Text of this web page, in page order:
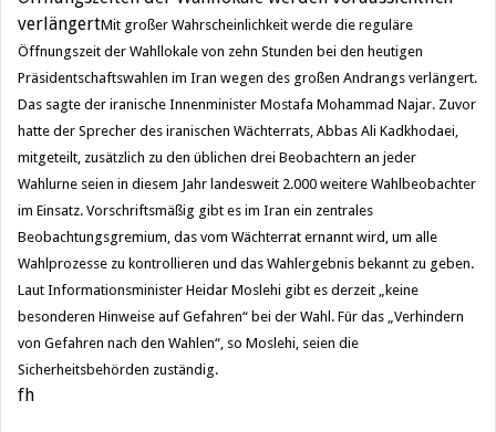
verlängertMit großer Wahrscheinlichkeit werde die reguläre
Öffnungszeit der Wahllokale von zehn Stunden bei den heutigen
Präsidentschaftswahlen im Iran wegen des großen Andrangs verlängert.
Das sagte der iranische Innenminister Mostafa Mohammad Najar. Zuvor
hatte der Sprecher des iranischen Wächterrats, Abbas Ali Kadkhodaei,
mitgeteilt, zusätzlich zu den üblichen drei Beobachtern an jeder
Wahlurne seien in diesem Jahr landesweit 2.000 weitere Wahlbeobachter
im Einsatz. Vorschriftsmäßig gibt es im Iran ein zentrales
Beobachtungsgremium, das vom Wächterrat ernannt wird, um alle
Wahlprozesse zu kontrollieren und das Wahlergebnis bekannt zu geben.
Laut Informationsminister Heidar Moslehi gibt es derzeit „keine
besonderen Hinweise auf Gefahren“ bei der Wahl. Für das „Verhindern
von Gefahren nach den Wahlen“, so Moslehi, seien die
Sicherheitsbehörden zuständig.
fh